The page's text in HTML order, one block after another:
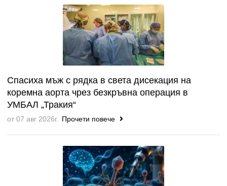
Спасиха мъж с рядка в света дисекация на
коремна аорта чрез безкръвна операция в
УМБАЛ „Тракия“
от 07 авг 2026г. Прочети повече